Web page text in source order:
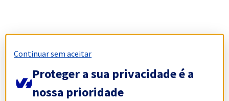
Continuar sem aceitar
Proteger a sua privacidade é a
nossa prioridade